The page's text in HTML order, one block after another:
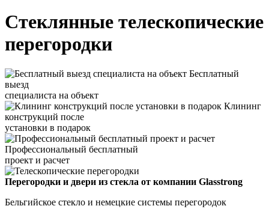
Стеклянные телескопические
перегородки
Бесплатный
выезд
специалиста на объект
Клининг
конструкций после
установки в подарок
Профессиональный бесплатный
проект и расчет
Перегородки и двери из стекла от компании Glasstrong
Бельгийское стекло и немецкие системы перегородок